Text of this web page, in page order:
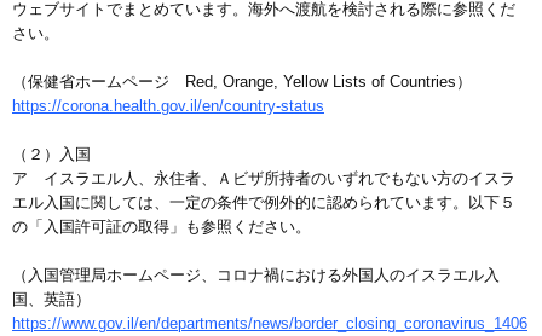
ウェブサイトでまとめています。海外へ渡航を検討される際に参照くだ
さい。
（保健省ホームページ Red, Orange, Yellow Lists of Countries）
https://corona.health.gov.il/en/country-status
（２）入国
ア イスラエル人、永住者、Ａビザ所持者のいずれでもない方のイスラ
エル入国に関しては、一定の条件で例外的に認められています。以下５
の「入国許可証の取得」も参照ください。
（入国管理局ホームページ、コロナ禍における外国人のイスラエル入
国、英語）
https://www.gov.il/en/departments/news/border_closing_coronavirus_1406